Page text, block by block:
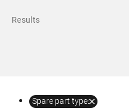
Results
Spare part type: